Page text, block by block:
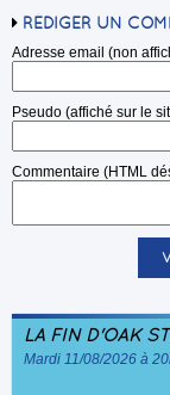
RÉDIGER UN
Adresse email (non
Pseudo (affiché sur le
Commentaire (HTML
LA FIN D'OAK
Mardi 11/08/2026 à